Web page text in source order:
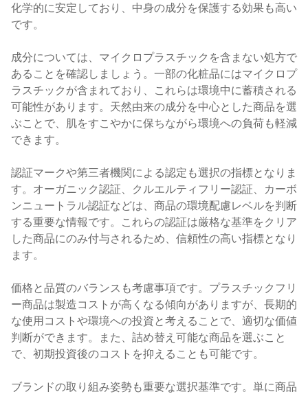
化学的に安定しており、中身の成分を保護する効果も高い
です。
成分については、マイクロプラスチックを含まない処方で
あることを確認しましょう。一部の化粧品にはマイクロプ
ラスチックが含まれており、これらは環境中に蓄積される
可能性があります。天然由来の成分を中心とした商品を選
ぶことで、肌をすこやかに保ちながら環境への負荷も軽減
できます。
認証マークや第三者機関による認定も選択の指標となりま
す。オーガニック認証、クルエルティフリー認証、カーボ
ンニュートラル認証などは、商品の環境配慮レベルを判断
する重要な情報です。これらの認証は厳格な基準をクリア
した商品にのみ付与されるため、信頼性の高い指標となり
ます。
価格と品質のバランスも考慮事項です。プラスチックフリ
ー商品は製造コストが高くなる傾向がありますが、長期的
な使用コストや環境への投資と考えることで、適切な価値
判断ができます。また、詰め替え可能な商品を選ぶこと
で、初期投資後のコストを抑えることも可能です。
ブランドの取り組み姿勢も重要な選択基準です。単に商品